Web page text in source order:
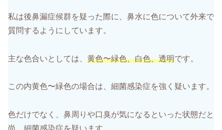
私は後鼻漏症候群を疑った際に、鼻水に色について外来で
質問するようにしています。
主な色合いとしては、 黄色〜緑色、白色、透明です。
この内黄色〜緑色の場合は、細菌感染症を強く疑います。
色だけでなく、鼻周りや口臭が気になるといった状態だと